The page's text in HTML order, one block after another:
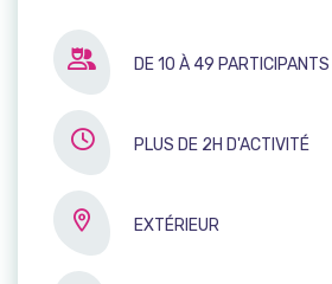
DE 10 À 49 PARTICIPANTS
PLUS DE 2H D'ACTIVITÉ
EXTÉRIEUR